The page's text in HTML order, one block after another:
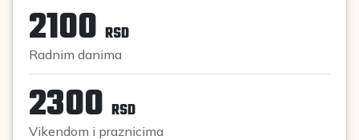
2100 RSD
Radnim danima
2300 RSD
Vikendom i praznicima